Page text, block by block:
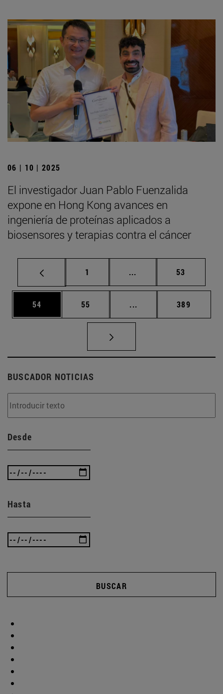
06 | 10 | 2025
El investigador Juan Pablo Fuenzalida
expone en Hong Kong avances en
ingeniería de proteínas aplicados a
biosensores y terapias contra el cáncer
Página
1 ... Páginas intermedias
Página
53
Página
54 Página
55 ... Páginas intermedias
Página
389
BUSCADOR NOTICIAS
Desde
Hasta
BUSCAR